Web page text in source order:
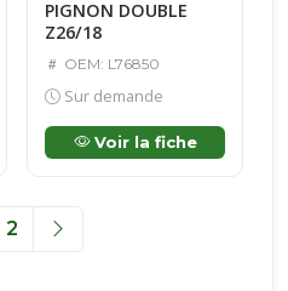
PIGNON DOUBLE
Z26/18
OEM: L76850
Sur demande
Voir la fiche
2